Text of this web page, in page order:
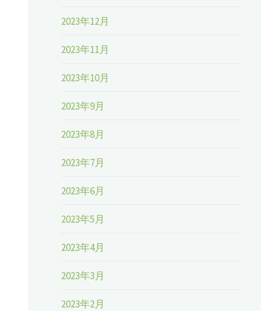
2023年12月
2023年11月
2023年10月
2023年9月
2023年8月
2023年7月
2023年6月
2023年5月
2023年4月
2023年3月
2023年2月